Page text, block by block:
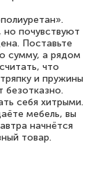
почувствуют
Поставьте
сумму, а рядом
что
и пружины
безотказно.
себя хитрыми.
мебель, вы
начнётся
товар.